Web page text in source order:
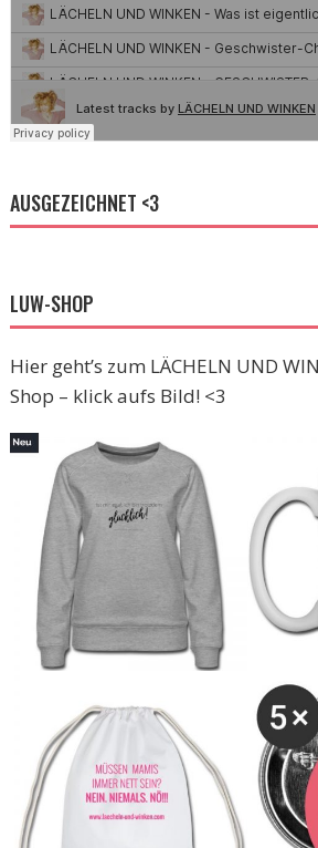
AUSGEZEICHNET <3
LUW-SHOP
Hier geht’s zum LÄCHELN UND
Shop – klick aufs Bild! <3